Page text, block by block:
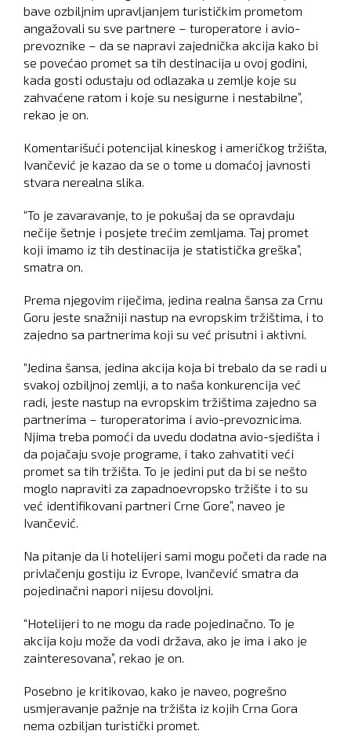
bave ozbiljnim upravljanjem turističkim prometom
angažovali su sve partnere – turoperatore i avio-
prevoznike – da se napravi zajednička akcija kako bi
se povećao promet sa tih destinacija u ovoj godini,
kada gosti odustaju od odlazaka u zemlje koje su
zahvaćene ratom i koje su nesigurne i nestabilne”,
rekao je on.
Komentarišući potencijal kineskog i američkog tržišta,
Ivančević je kazao da se o tome u domaćoj javnosti
stvara nerealna slika.
“To je zavaravanje, to je pokušaj da se opravdaju
nečije šetnje i posjete trećim zemljama. Taj promet
koji imamo iz tih destinacija je statistička greška”,
smatra on.
Prema njegovim riječima, jedina realna šansa za Crnu
Goru jeste snažniji nastup na evropskim tržištima, i to
zajedno sa partnerima koji su već prisutni i aktivni.
“Jedina šansa, jedina akcija koja bi trebalo da se radi u
svakoj ozbiljnoj zemlji, a to naša konkurencija već
radi, jeste nastup na evropskim tržištima zajedno sa
partnerima – turoperatorima i avio-prevoznicima.
Njima treba pomoći da uvedu dodatna avio-sjedišta i
da pojačaju svoje programe, i tako zahvatiti veći
promet sa tih tržišta. To je jedini put da bi se nešto
moglo napraviti za zapadnoevropsko tržište i to su
već identifikovani partneri Crne Gore”, naveo je
Ivančević.
Na pitanje da li hotelijeri sami mogu početi da rade na
privlačenju gostiju iz Evrope, Ivančević smatra da
pojedinačni napori nijesu dovoljni.
“Hotelijeri to ne mogu da rade pojedinačno. To je
akcija koju može da vodi država, ako je ima i ako je
zainteresovana”, rekao je on.
Posebno je kritikovao, kako je naveo, pogrešno
usmjeravanje pažnje na tržišta iz kojih Crna Gora
nema ozbiljan turistički promet.